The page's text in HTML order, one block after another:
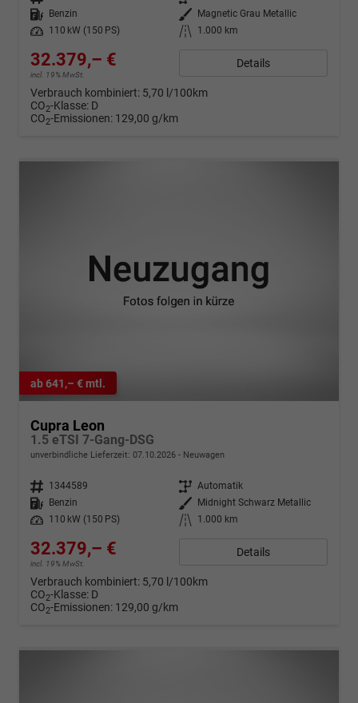
Kraftstoff
Benzin Außenfarbe
Magnetic Grau Metallic
Leistung
110 kW (150 PS) Kilometerstand 1.000 km
32.379,– €
incl. 19% MwSt.
Details
Verbrauch kombiniert: 5,70 l/100km
CO2-Klasse: D
CO2-Emissionen: 129,00 g/km
ab 641,– € mtl.
Cupra Leon
1.5 eTSI 7-Gang-DSG
unverbindliche Lieferzeit: 07.10.2026 Neuwagen
Fahrzeugnr. 1344589 Getriebe Automatik
Kraftstoff
Benzin Außenfarbe
Midnight Schwarz Metallic
Leistung
110 kW (150 PS) Kilometerstand 1.000 km
32.379,– €
incl. 19% MwSt.
Details
Verbrauch kombiniert: 5,70 l/100km
CO2-Klasse: D
CO2-Emissionen: 129,00 g/km